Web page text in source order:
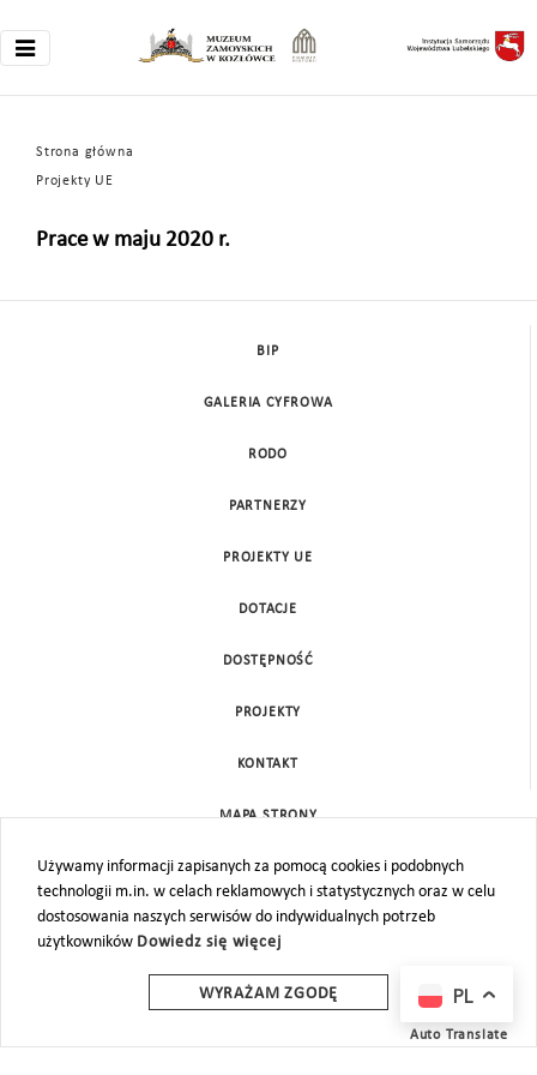
Strona główna
Projekty UE
Prace w maju 2020 r.
Używamy informacji zapisanych za pomocą cookies i podobnych
technologii m.in. w celach reklamowych i statystycznych oraz w celu
dostosowania naszych serwisów do indywidualnych potrzeb
użytkowników Dowiedz się więcej
WYRAŻAM ZGODĘ
BIP
GALERIA CYFROWA
RODO
PARTNERZY
PROJEKTY UE
DOTACJE
DOSTĘPNOŚĆ
PROJEKTY
KONTAKT
MAPA STRONY
PL
Auto Translate